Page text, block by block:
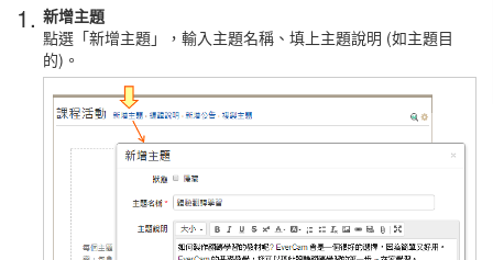
1. 新增主題
點選「新增主題」，輸入主題名稱、填上主題說明 (如主題目
的)。